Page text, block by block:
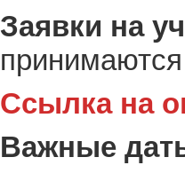
Заявки на
Ссылка на
Важные